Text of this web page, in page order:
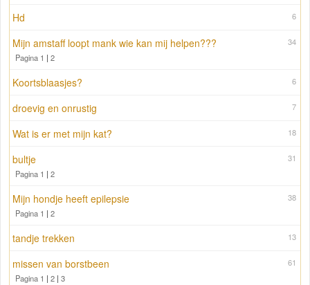
6
Hd
34
Mijn amstaff loopt mank wie kan mij helpen???
Pagina 1 | 2
6
Koortsblaasjes?
7
droevig en onrustig
18
Wat is er met mijn kat?
31
bultje
Pagina 1 | 2
38
Mijn hondje heeft epilepsie
Pagina 1 | 2
13
tandje trekken
61
missen van borstbeen
Pagina 1 | 2 | 3